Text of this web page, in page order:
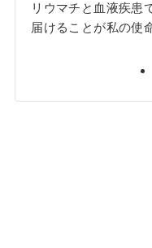
リウマチと血液疾患
届けることが私の使